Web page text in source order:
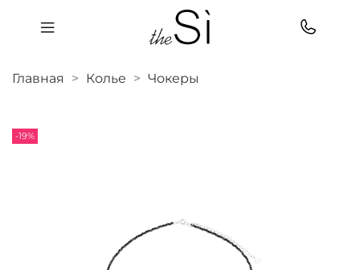
Главная Колье Чокеры
-19%